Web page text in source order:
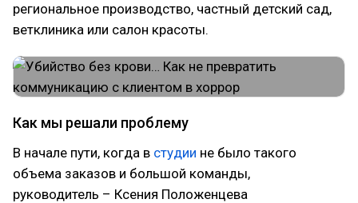
региональное производство, частный детский сад,
ветклиника или салон красоты.
Как мы решали проблему
В начале пути, когда в студии не было такого
объема заказов и большой команды,
руководитель – Ксения Положенцева